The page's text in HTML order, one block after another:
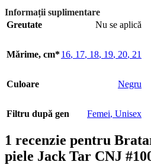
Informații suplimentare
Greutate
Nu se aplică
Mărime, cm*16, 17, 18, 19, 20, 21
Culoare Negru
Filtru după gen Femei, Unisex
1 recenzie pentru
piele Jack Tar CNJ